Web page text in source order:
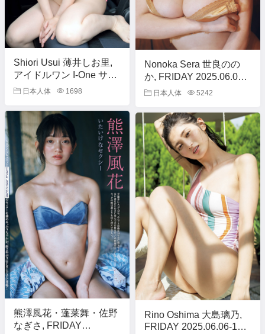
Shiori Usui 薄井しお里,
アイドルワン I-One サン
プル版 濡染日記
日本人体 1698
Nonoka Sera 世良のの
か, FRIDAY 2025.06.06-
13 (フライデー 2025年6
日本人体 5242
熊澤風花・蓬莱舞・佐野
なぎさ, FRIDAY
Rino Oshima 大島璃乃,
FRIDAY 2025.06.06-13